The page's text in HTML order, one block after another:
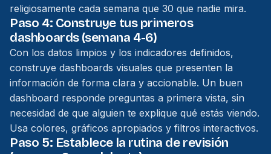
religiosamente cada semana que 30 que nadie mira.
Paso 4: Construye tus primeros
dashboards (semana 4-6)
Con los datos limpios y los indicadores definidos,
construye dashboards visuales que presenten la
información de forma clara y accionable. Un buen
dashboard responde preguntas a primera vista, sin
necesidad de que alguien te explique qué estás viendo.
Usa colores, gráficos apropiados y filtros interactivos.
Paso 5: Establece la rutina de revisión